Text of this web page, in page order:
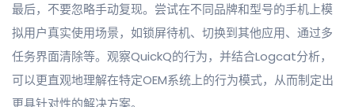
最后，不要忽略手动复现。尝试在不同品牌和型号的手机上模
拟用户真实使用场景，如锁屏待机、切换到其他应用、通过多
任务界面清除等。观察QuickQ的行为，并结合Logcat分析，
可以更直观地理解在特定OEM系统上的行为模式，从而制定出
更具针对性的解决方案。